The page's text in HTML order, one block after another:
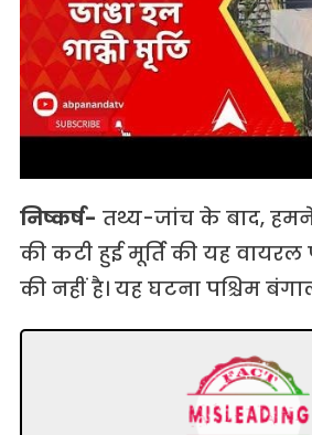
निष्कर्ष- तथ्य-जांच के बाद, हमने
की कटी हुई मूर्ति की यह वायरल
की नहीं है। यह घटना पश्चिम